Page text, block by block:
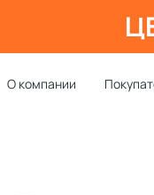
О компании